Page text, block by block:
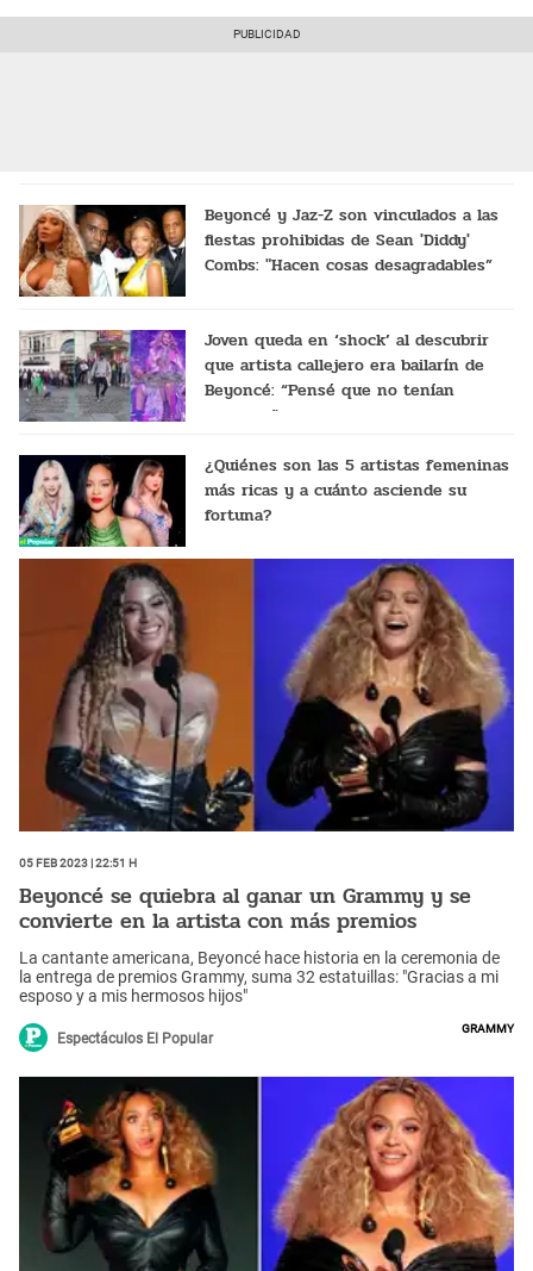
Beyoncé y Jaz-Z son vinculados a las
fiestas prohibidas de Sean 'Diddy'
Combs: "Hacen cosas desagradables”
Joven queda en ‘shock’ al descubrir
que artista callejero era bailarín de
Beyoncé: “Pensé que no tenían
recursos”
¿Quiénes son las 5 artistas femeninas
más ricas y a cuánto asciende su
fortuna?
05 Feb 2023 | 22:51 h
Beyoncé se quiebra al ganar un Grammy y se
convierte en la artista con más premios
La cantante americana, Beyoncé hace historia en la ceremonia de
la entrega de premios Grammy, suma 32 estatuillas: "Gracias a mi
esposo y a mis hermosos hijos"
Espectáculos El Popular
Grammy